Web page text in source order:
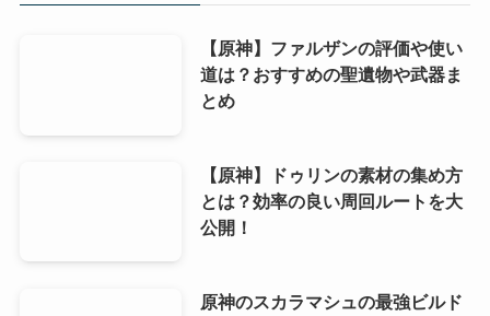
【原神】ファルザンの評価や使い
道は？おすすめの聖遺物や武器ま
とめ
【原神】ドゥリンの素材の集め方
とは？効率の良い周回ルートを大
公開！
原神のスカラマシュの最強ビルド